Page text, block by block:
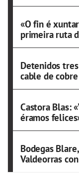
«O fin é
primeira ruta
Detenidos
cable de
Castora Blas:
éramos
Bodegas
Valdeorras